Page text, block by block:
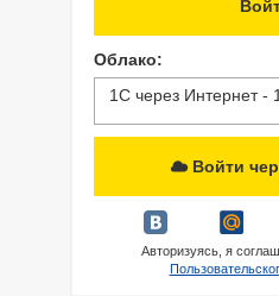
Облако:
1С через Интернет -
Войти
Авторизуясь, я